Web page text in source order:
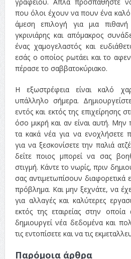
που όλοι έχουν να πουν ένα καλό
άμεση επιλογή για μια
γκρινιάρης και απόμακρος
ένας χαμογελαστός και
εσάς ο οποίος ρωτάει και το
πέρασε το σαββατοκύριακο.
Η εξωστρέφεια είναι καλό
υπάλληλο σήμερα.
εντός και εκτός της επιχείρησης
όσο μικρή και αν είναι αυτή. Μην
τα κακά νέα για να ενοχλήσετε
για να ξεσκονίσετε την παλιά
δείτε ποιος μπορεί να σας
στιγμή. Κάντε το νωρίς, πριν
σας αντιμετωπίσουν
πρόβλημα. Και μην ξεχνάτε, να
για αλλαγές και καλύτερες
εκτός της εταιρείας στην
δημιουργεί νέα δεδομένα και
τις εντοπίσετε και να τις
Παρόμοια άρθρα